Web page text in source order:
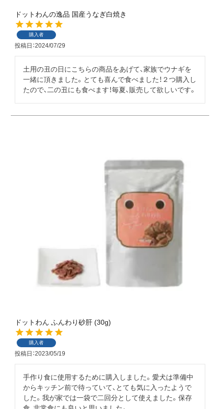
ドットわんの逸品 国産うなぎ白焼き
購入者
投稿日 2024/07/29
土用の丑の日にこちらの商品をあげて、家族でウナギを
一緒に頂きました。とても喜んで食べました！２つ購入し
たので、二の丑にも食べます！毎夏、販売して欲しいです。
ドットわん ふんわり砂肝 (30g)
購入者
投稿日 2023/05/19
手作り食に使用するために購入しました。愛犬は準備中
からキッチン前で待っていて、とても気に入ったようで
した。我が家では一袋で二回分として使えました。保存